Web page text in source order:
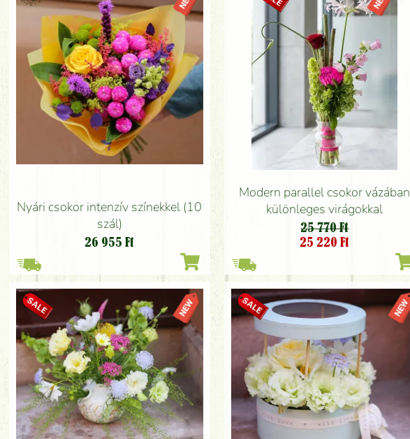
Nyári csokor intenzív színekkel (10
szál)
26 955 Ft
Modern parallel csokor vázában
különleges virágokkal
25 770 Ft
25 220 Ft